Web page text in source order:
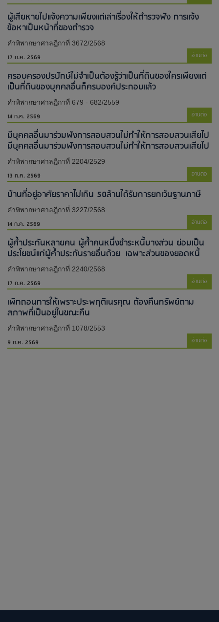
ผู้เสียหายไปแจ้งความเพียงแต่เล่าเรื่องให้ตำรวจฟัง การแจ้ง
ข้อหาเป็นหน้าที่ของตำรวจ
คำพิพากษาศาลฎีกาที่ 3672/2568
17 ก.ค. 2569 อ่านต่อ
ครอบครองปรปักษ์ไม่จำเป็นต้องรู้ว่าเป็นที่ดินของใครเพียงแต่
เป็นที่ดินของบุคคลอื่นก็ครบองค์ประกอบแล้ว
คำพิพากษาศาลฎีกาที่ 679 - 682/2559
14 ก.ค. 2569 อ่านต่อ
มีบุคคลอื่นมาร่วมฟังการสอบสวนไม่ทำให้การสอบสวนเสียไป​
มีบุคคลอื่นมาร่วมฟังการสอบสวนไม่ทำให้การสอบสวนเสียไป​
คำพิพากษาศาลฎีกาที่ 2204/2529
13 ก.ค. 2569 อ่านต่อ
บ้านที่อยู่อาศัยราคาไม่เกิน 50ล้านได้รับการยกเว้นฐานภาษี
คำพิพากษาศาลฎีกาที่ 3227/2568
14 ก.ค. 2569 อ่านต่อ
ผู้ค้ำประกันหลายคน ผู้ค้ำคนหนึ่งชำระหนี้บางส่วน ย่อมเป็น
ประโยชน์แก่ผู้ค้ำประกันรายอื่นด้วย เฉพาะส่วนของยอดหนี้
คำพิพากษาศาลฎีกาที่ 2240/2568
17 ก.ค. 2569 อ่านต่อ
เพิกถอนการให้เพราะประพฤติเนรคุณ ต้องคืนทรัพย์ตาม
สภาพที่เป็นอยู่ในขณะคืน
คำพิพากษาศาลฎีกาที่ 1078/2553
9 ก.ค. 2569 อ่านต่อ